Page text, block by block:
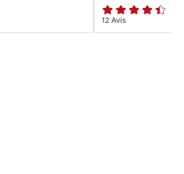
ratings.4.4
12 Avis